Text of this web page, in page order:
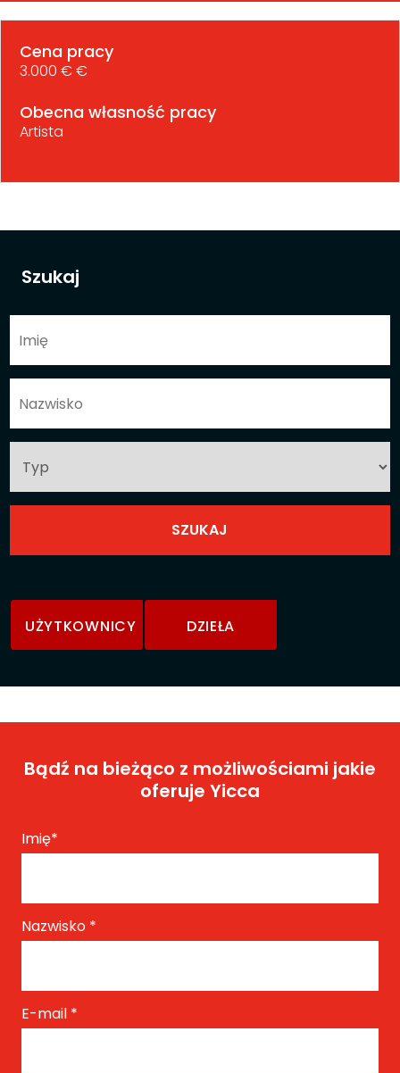
Szukaj
UŻYTKOWNICY DZIEŁA
Cena pracy
3.000 € €
Obecna własność pracy
Artista
Bądź na bieżąco z możliwościami jakie
oferuje Yicca
Imię*
Nazwisko *
E-mail *